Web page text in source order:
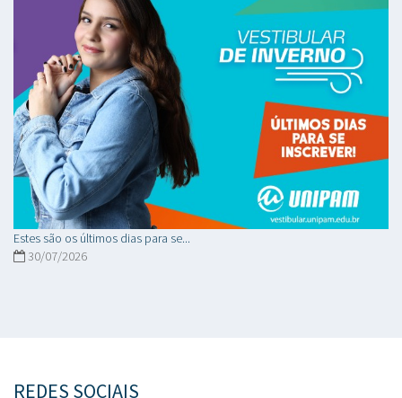
Estes são os últimos dias para se...
30/07/2026
REDES SOCIAIS